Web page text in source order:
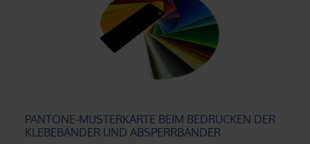
PANTONE-MUSTERKARTE BEIM BEDRUCKEN DER
KLEBEBÄNDER UND ABSPERRBÄNDER